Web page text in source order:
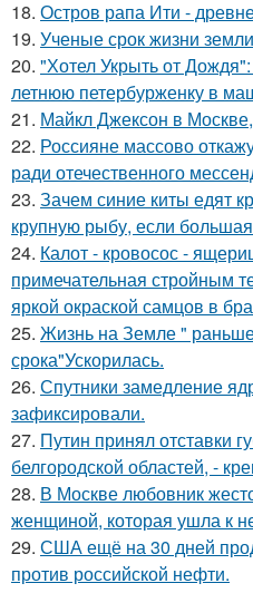
18. Остров рапа Ити -
19. Ученые срок жизни
20. "Хотел Укрыть от
летнюю петербурженку в
21. Майкл Джексон в
22. Россияне массово
ради отечественного
23. Зачем синие киты едят
крупную рыбу, если
24. Калот - кровосос -
примечательная стройным
яркой окраской самцов в
25. Жизнь на Земле "
срока"Ускорилась.
26. Спутники замедление
зафиксировали.
27. Путин принял отставки
белгородской областей, -
28. В Москве любовник
женщиной, которая ушла к
29. США ещё на 30 дней
против российской нефти.